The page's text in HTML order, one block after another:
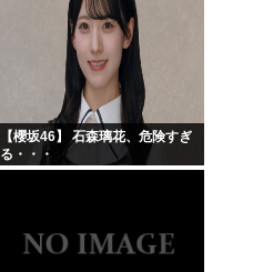
【櫻坂46】 石森璃花、危険すぎ
る・・・